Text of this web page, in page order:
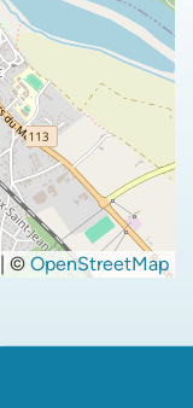
| © OpenStreetMap